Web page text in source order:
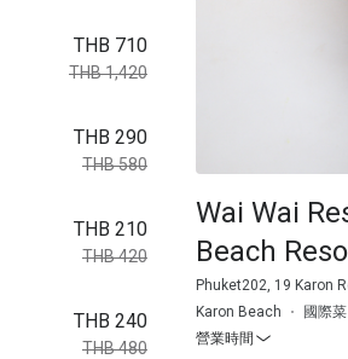
THB 710
THB 1,420
THB 290
THB 580
THB 210
THB 420
THB 240
THB 480
Wai Wai
Beach
Phuket202, 19 Karon
Karon Beach
國際菜
營業時間